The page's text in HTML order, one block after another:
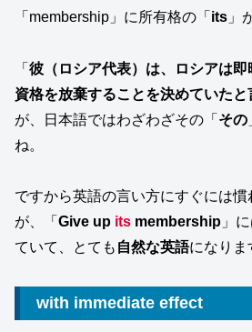
「membership」に所有格の「 its 」
「 彼（ロシア代表）は、ロシアは即
資格を放棄することを決めていたと
が、日本語ではわざわざその「 その
ね。
ですから英語の言い方にすぐには
が、「 Give up its membership 」
ていて、とても 自然な英語になりま
with immediate effect